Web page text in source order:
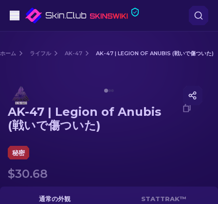
スナイパーライフル
ホーム ライフル AK-47 AK-47 | LEGION OF ANUBIS (戦いで傷ついた)
AK-47 | Legion of Anubis
(戦いで傷ついた)
秘密
$30.68
通常の外観 STATTRAK™